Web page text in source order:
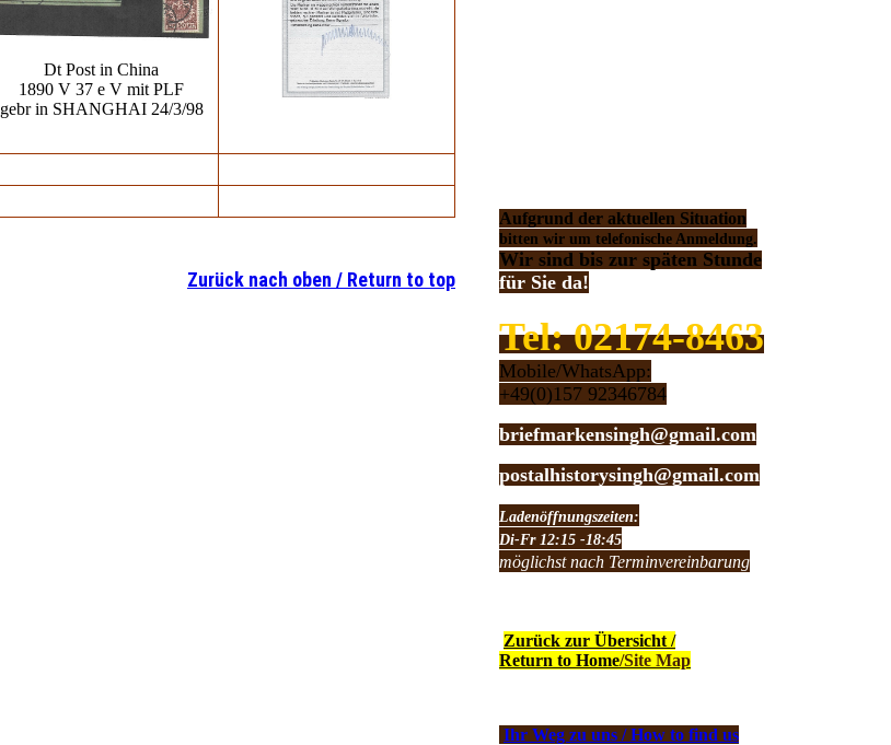
Dt Post in China
1890 V 37 e V mit PLF
gebr in SHANGHAI 24/3/98
Zurück nach oben / Return to top
Aufgrund der aktuellen Situation
bitten wir um telefonische Anmeldung.
Wir sind bis zur späten Stunde
für Sie da!
Tel: 02174-8463
Mobile/WhatsApp:
+49(0)157 92346784
briefmarkensingh@gmail.com
postalhistorysingh@gmail.com
Ladenöffnungszeiten:
Di-Fr 12:15 -18:45
möglichst nach Terminvereinbarung
Zurück zur Übersicht /
Return to Home/Site Map
Ihr Weg zu uns / How to find us